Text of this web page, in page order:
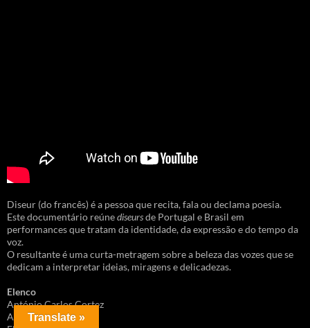
Diseur (do francês) é a pessoa que recita, fala ou declama poesia.
Este documentário reúnediseursde Portugal e Brasil em
performances que tratam da identidade, da expressão e do tempo da
voz.
O resultante é uma curta-metragem sobre a beleza das vozes que se
dedicam a interpretar ideias, miragens e delicadezas.
Elenco
António Carlos Cortez
Aurelino Costa
Translate »